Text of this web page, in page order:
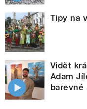
Tipy na
Vidět
Adam
barevné